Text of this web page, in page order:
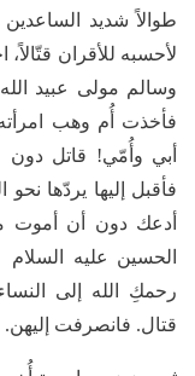
طوالاً شديد الساعدين
لأحسبه للأقران
وسالم مولى عبيد
فأخذت أُم وهب
أبي وأُمّي! قاتل دون
فأقبل إليها يردّها
أدعك دون أن أموت
الحسين عليه
رحمكِ الله إلى
قتال. فانصرفت إليهن.